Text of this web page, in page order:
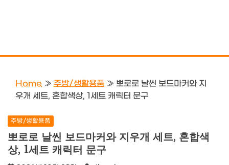
Home » 주방/생활용품 » 뽀로로 날씬 보드마커와 지
우개 세트, 혼합색상, 1세트 캐릭터 문구
주방/생활용품
뽀로로 날씬 보드마커와 지우개 세트, 혼합색
상, 1세트 캐릭터 문구